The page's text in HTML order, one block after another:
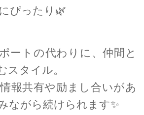
ぴったり 🌿
ートの代わりに、仲間と
スタイル。
報共有や励まし合いがあ
ながら続けられます✨